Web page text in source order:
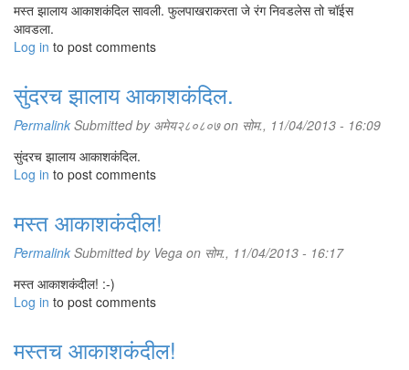
मस्त झालाय आकाशकंदिल सावली. फुलपाखराकरता जे रंग निवडलेस तो चॉईस
आवडला.
Log in to post comments
सुंदरच झालाय आकाशकंदिल.
Permalink Submitted by अमेय२८०८०७on सोम., 11/04/2013 - 16:09
सुंदरच झालाय आकाशकंदिल.
Log in to post comments
मस्त आकाशकंदील!
Permalink Submitted by Vega on सोम., 11/04/2013 - 16:17
मस्त आकाशकंदील! :-)
Log in to post comments
मस्तच आकाशकंदील!